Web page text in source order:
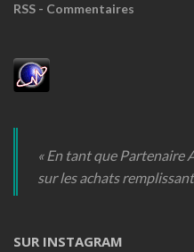
RSS - Commentaires
« En tant que Partenaire
sur les achats
SUR INSTAGRAM